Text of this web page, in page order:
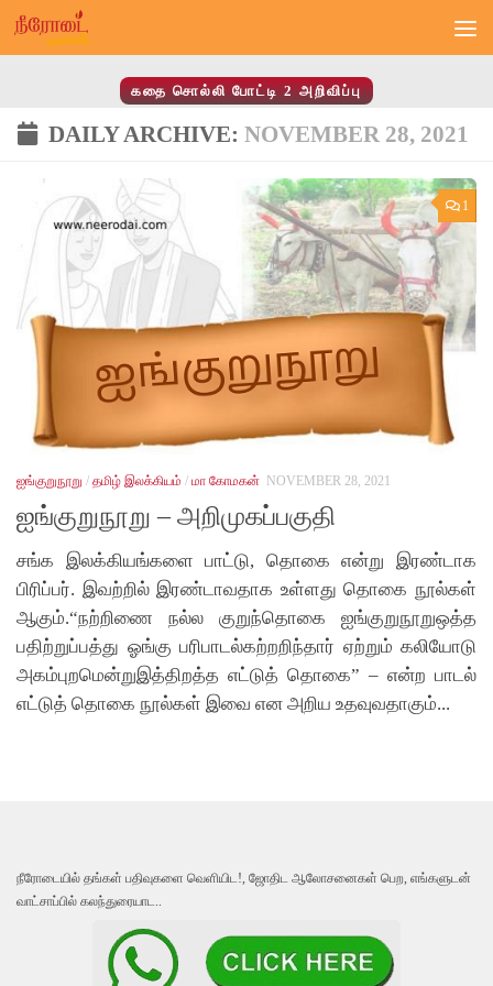
Skip to content
கதை சொல்லி போட்டி 2 அறிவிப்பு
DAILY ARCHIVE: NOVEMBER 28, 2021
1
ஐங்குறுநூறு / தமிழ் இலக்கியம் / மா கோமகன் NOVEMBER 28, 2021
ஐங்குறுநூறு – அறிமுகப்பகுதி
சங்க இலக்கியங்களை பாட்டு, தொகை என்று இரண்டாக
பிரிப்பர். இவற்றில் இரண்டாவதாக உள்ளது தொகை நூல்கள்
ஆகும்.“நற்றிணை நல்ல குறுந்தொகை ஐங்குறுநூறுஒத்த
பதிற்றுப்பத்து ஓங்கு பரிபாடல்கற்றறிந்தார் ஏற்றும் கலியோடு
அகம்புறமென்றுஇத்திறத்த எட்டுத் தொகை” – என்ற பாடல்
எட்டுத் தொகை நூல்கள் இவை என அறிய உதவுவதாகும்...
நீரோடையில் தங்கள் பதிவுகளை வெளியிட!, ஜோதிட ஆலோசனைகள் பெற, எங்களுடன்
வாட்சாப்பில் கலந்துரையாட..